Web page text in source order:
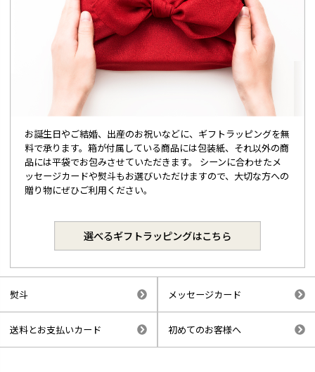
お誕生日やご結婚、出産のお祝いなどに、ギフトラッピングを無
料で承ります。箱が付属している商品には包装紙、それ以外の商
品には平袋でお包みさせていただきます。 シーンに合わせたメ
ッセージカードや熨斗もお選びいただけますので、大切な方への
贈り物にぜひご利用ください。
選べるギフトラッピングはこちら
熨斗 メッセージカード
送料とお支払いカード 初めてのお客様へ